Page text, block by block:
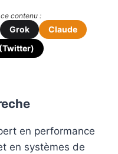
Résumer ou partager ce contenu :
Grok
Claude
en performance
en systèmes de